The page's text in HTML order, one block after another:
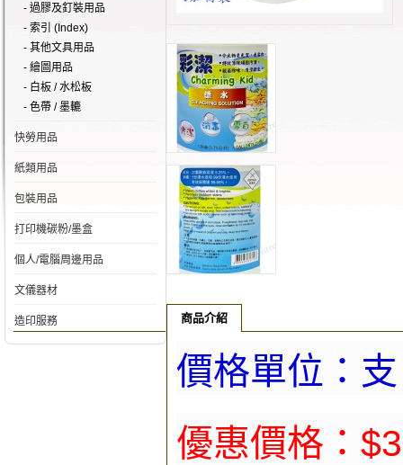
- 過膠及釘裝用品
- 索引 (Index)
- 其他文具用品
- 繪圖用品
- 白板 / 水松板
- 色帶 / 墨轆
快勞用品
紙類用品
包裝用品
打印機碳粉/墨盒
個人/電腦周邊用品
文儀器材
造印服務 商品介紹
價格單位：支
優惠價格：